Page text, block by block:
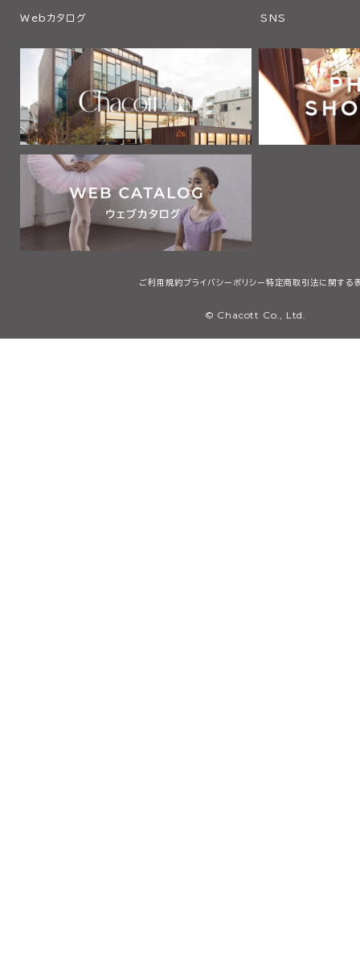
Webカタログ SNS
ご利用規約プライバシーポリシー 特定商取引法に関する
© Chacott Co., Ltd.